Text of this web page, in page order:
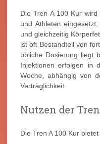
Die Tren A 100 Kur
und Athleten
und gleichzeitig
ist oft Bestandteil von
übliche Dosierung liegt
Injektionen erfolgen in
Woche, abhängig von
Verträglichkeit.
Nutzen der
Die Tren A 100 Kur